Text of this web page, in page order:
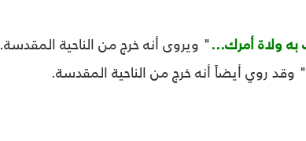
ولاة أمرك..." ويروى أنه خرج من الناحية المقدسة.
" وقد روي أيضاً أنه خرج من الناحية المقدسة.